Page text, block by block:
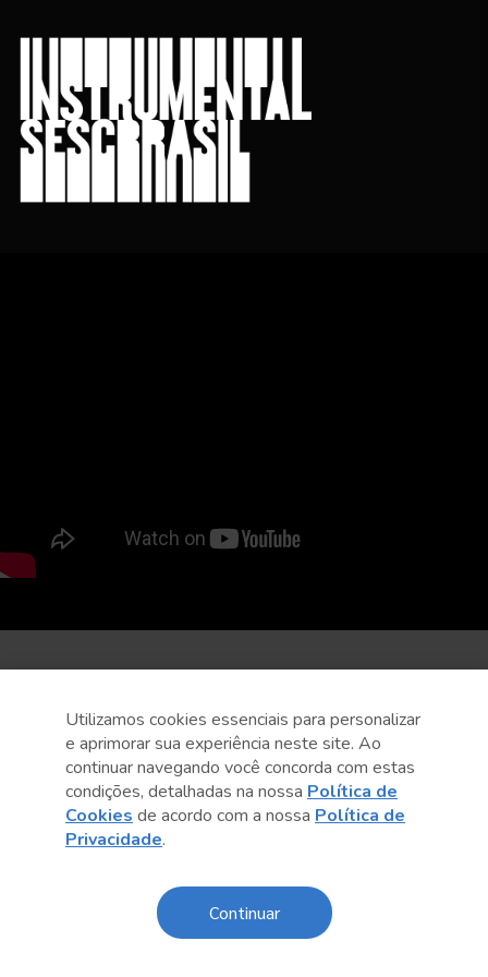
Utilizamos cookies essenciais para personalizar
e aprimorar sua experiência neste site. Ao
continuar navegando você concorda com estas
condições, detalhadas na nossa Política de
Cookies de acordo com a nossa Política de
Privacidade.
Continuar